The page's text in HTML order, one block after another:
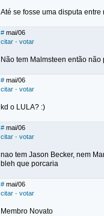
Até se fosse uma disputa
# mai/06
citar · votar
Não tem Malmsteen então não
# mai/06
citar · votar
kd o LULA? :)
# mai/06
citar · votar
nao tem Jason Becker, nem
bleh que porcaria
# mai/06
citar · votar
Membro Novato